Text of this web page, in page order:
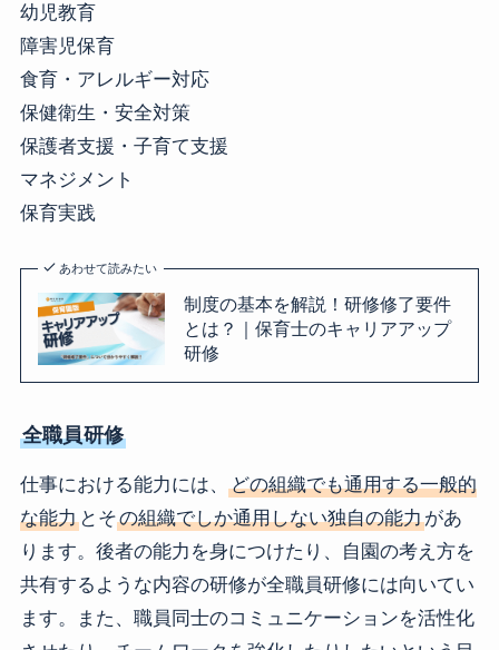
幼児教育
障害児保育
食育・アレルギー対応
保健衛生・安全対策
保護者支援・子育て支援
マネジメント
保育実践
あわせて読みたい
制度の基本を解説！研修修了要件
とは？｜保育士のキャリアアップ
研修
全職員研修
仕事における能力には、
どの組織でも通用する一般的
な能力とその組織でしか通用しない独自の能力があ
ります。後者の能力を身につけたり、自園の考え方を
共有するような内容の研修が全職員研修には向いてい
ます。また、職員同士のコミュニケーションを活性化